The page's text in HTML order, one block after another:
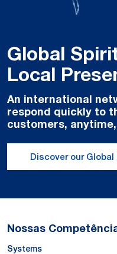
Global
Local
An international
respond quickly to
customers,
Discover our Global
Nossas
Systems